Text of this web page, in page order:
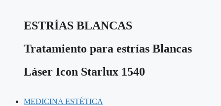
ESTRÍAS BLANCAS
Tratamiento para estrías Blancas
Láser Icon Starlux 1540
MEDICINA ESTÉTICA